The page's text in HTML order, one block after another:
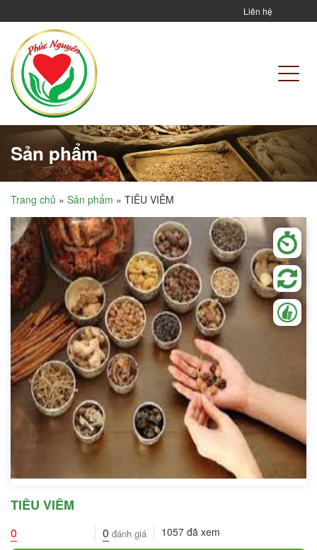
Liên hệ
Sản phẩm
Trang chủ » Sản phẩm » TIÊU VIÊM
TIÊU VIÊM
0 0 đánh giá 1057 đã xem